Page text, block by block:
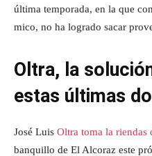
última temporada, en la que
mico, no ha logrado sacar
Oltra, la
estas últimas
José Luis Oltra toma la riendas
banquillo de El Alcoraz este